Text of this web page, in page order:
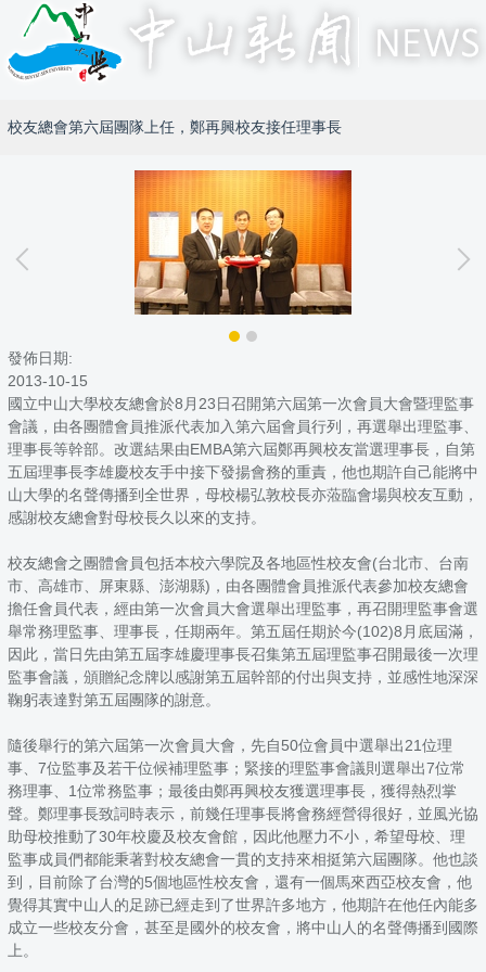
校友總會第六屆團隊上任，鄭再興校友接任理事長
發佈日期:
2013-10-15
國立中山大學校友總會於8月23日召開第六屆第一次會員大會暨理監事
會議，由各團體會員推派代表加入第六屆會員行列，再選舉出理監事、
理事長等幹部。改選結果由EMBA第六屆鄭再興校友當選理事長，自第
五屆理事長李雄慶校友手中接下發揚會務的重責，他也期許自己能將中
山大學的名聲傳播到全世界，母校楊弘敦校長亦蒞臨會場與校友互動，
感謝校友總會對母校長久以來的支持。
校友總會之團體會員包括本校六學院及各地區性校友會(台北市、台南
市、高雄市、屏東縣、澎湖縣)，由各團體會員推派代表參加校友總會
擔任會員代表，經由第一次會員大會選舉出理監事，再召開理監事會選
舉常務理監事、理事長，任期兩年。第五屆任期於今(102)8月底屆滿，
因此，當日先由第五屆李雄慶理事長召集第五屆理監事召開最後一次理
監事會議，頒贈紀念牌以感謝第五屆幹部的付出與支持，並感性地深深
鞠躬表達對第五屆團隊的謝意。
隨後舉行的第六屆第一次會員大會，先自50位會員中選舉出21位理
事、7位監事及若干位候補理監事；緊接的理監事會議則選舉出7位常
務理事、1位常務監事；最後由鄭再興校友獲選理事長，獲得熱烈掌
聲。鄭理事長致詞時表示，前幾任理事長將會務經營得很好，並風光協
助母校推動了30年校慶及校友會館，因此他壓力不小，希望母校、理
監事成員們都能秉著對校友總會一貫的支持來相挺第六屆團隊。他也談
到，目前除了台灣的5個地區性校友會，還有一個馬來西亞校友會，他
覺得其實中山人的足跡已經走到了世界許多地方，他期許在他任內能多
成立一些校友分會，甚至是國外的校友會，將中山人的名聲傳播到國際
上。